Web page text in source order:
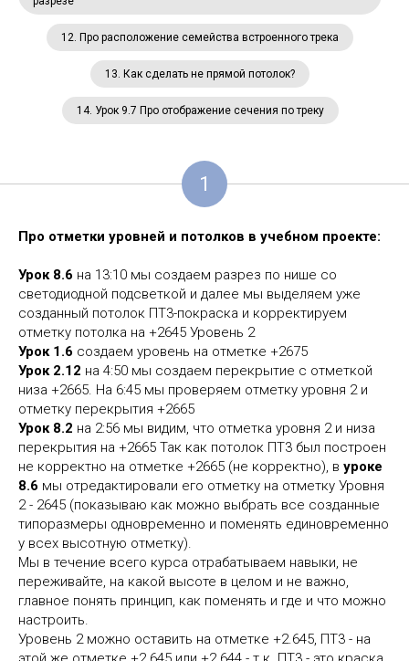
12. Про расположение семейства встроенного трека
13. Как сделать не прямой потолок?
14. Урок 9.7 Про отображение сечения по треку
1
Про отметки уровней и потолков в учебном проекте:
Урок 8.6 на 13:10 мы создаем разрез по нише со
светодиодной подсветкой и далее мы выделяем уже
созданный потолок ПТ3-покраска и корректируем
отметку потолка на +2645 Уровень 2
Урок 1.6 создаем уровень на отметке +2675
Урок 2.12 на 4:50 мы создаем перекрытие с отметкой
низа +2665. На 6:45 мы проверяем отметку уровня 2 и
отметку перекрытия +2665
Урок 8.2 на 2:56 мы видим, что отметка уровня 2 и низа
перекрытия на +2665 Так как потолок ПТ3 был построен
не корректно на отметке +2665 (не корректно), в уроке
8.6 мы отредактировали его отметку на отметку Уровня
2 - 2645 (показываю как можно выбрать все созданные
типоразмеры одновременно и поменять единовременно
у всех высотную отметку).
Мы в течение всего курса отрабатываем навыки, не
переживайте, на какой высоте в целом и не важно,
главное понять принцип, как поменять и где и что можно
настроить.
Уровень 2 можно оставить на отметке +2.645, ПТ3 - на